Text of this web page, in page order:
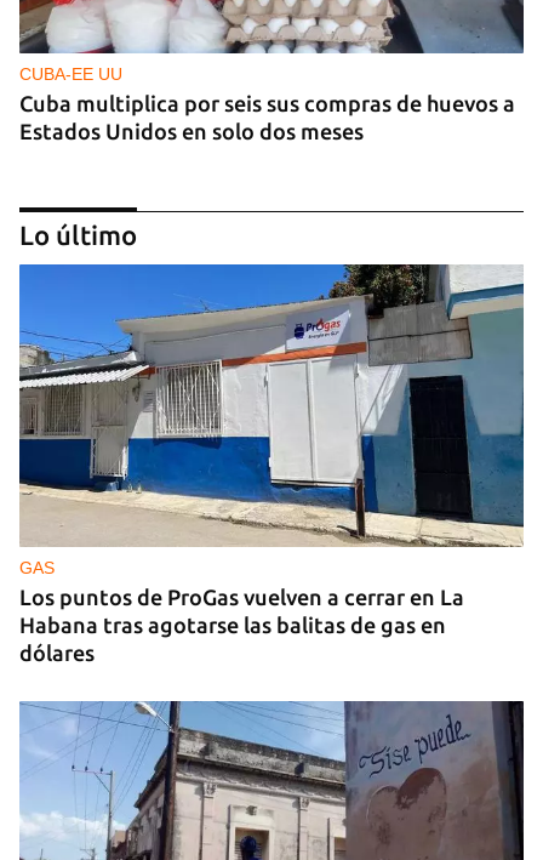
CUBA-EE UU
Cuba multiplica por seis sus compras de huevos a
Estados Unidos en solo dos meses
ECONOMÍA
Los economistas calculan que Cuba tardará tres
años en completar una "estabilización de
emergencia"
Lo último
GAS
Los puntos de ProGas vuelven a cerrar en La
Habana tras agotarse las balitas de gas en
dólares